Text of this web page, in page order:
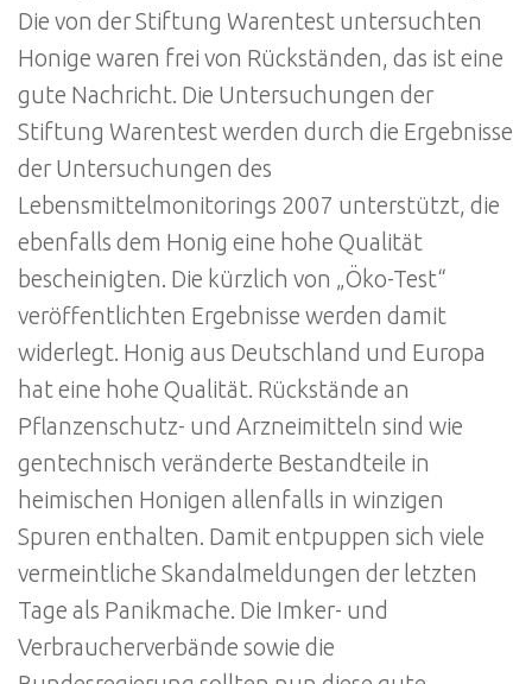
Die von der Stiftung Warentest untersuchten
Honige waren frei von Rückständen, das ist eine
gute Nachricht. Die Untersuchungen der
Stiftung Warentest werden durch die Ergebnisse
der Untersuchungen des
Lebensmittelmonitorings 2007 unterstützt, die
ebenfalls dem Honig eine hohe Qualität
bescheinigten. Die kürzlich von „Öko-Test“
veröffentlichten Ergebnisse werden damit
widerlegt. Honig aus Deutschland und Europa
hat eine hohe Qualität. Rückstände an
Pflanzenschutz- und Arzneimitteln sind wie
gentechnisch veränderte Bestandteile in
heimischen Honigen allenfalls in winzigen
Spuren enthalten. Damit entpuppen sich viele
vermeintliche Skandalmeldungen der letzten
Tage als Panikmache. Die Imker- und
Verbraucherverbände sowie die